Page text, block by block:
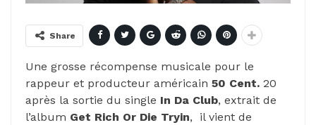
Share
Une grosse récompense musicale pour le
rappeur et producteur américain 50 Cent. 20
après la sortie du single In Da Club, extrait de
l’album Get Rich Or Die Tryin, il vient de